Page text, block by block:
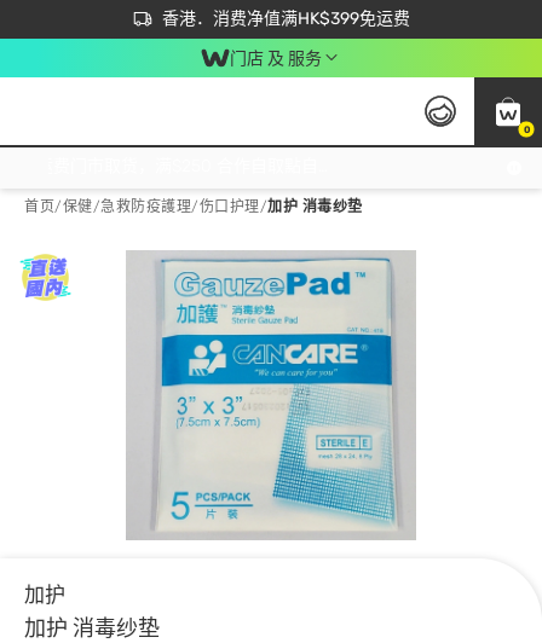
香港．消费净值满HK$399免运费
立即成为易赏钱会员尽享独家优惠
首次APP下单买满$450 输入 NEWAPP 即减$50
门店 及 服务
0
首页/保健/急救防疫護理/伤口护理/加护 消毒纱垫
加护
加护 消毒纱垫